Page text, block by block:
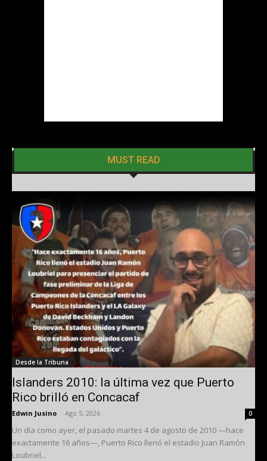
MUST READ
Desde la Tribuna
Islanders 2010: la última vez que Puerto
Rico brilló en Concacaf
Edwin Jusino Ago 5, 2026 0
Un día como ayer, el pasado martes 4 de agosto de 2010 —hace
exactamente 16 años—, Puerto Rico llenó el estadio Juan Ramón
Loubriel...